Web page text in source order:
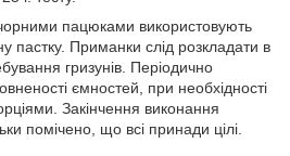
пацюками використовують
пастку. Приманки слід розкладати в
гризунів. Періодично
ємностей, при необхідності
Закінчення виконання
помічено, що всі принади цілі.